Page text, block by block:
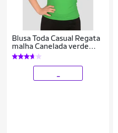
Blusa Toda Casual Regata
malha Canelada verde
verão